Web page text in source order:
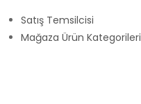
Satış Temsilcisi
Mağaza Ürün Kategorileri